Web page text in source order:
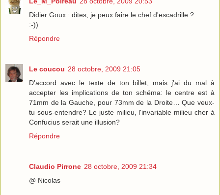
Didier Goux : dites, je peux faire le chef d'escadrille ?
:-))
Répondre
Le coucou 28 octobre, 2009 21:05
D'accord avec le texte de ton billet, mais j'ai du mal à
accepter les implications de ton schéma: le centre est à
71mm de la Gauche, pour 73mm de la Droite… Que veux-
tu sous-entendre? Le juste milieu, l'invariable milieu cher à
Confucius serait une illusion?
Répondre
Claudio Pirrone 28 octobre, 2009 21:34
@ Nicolas